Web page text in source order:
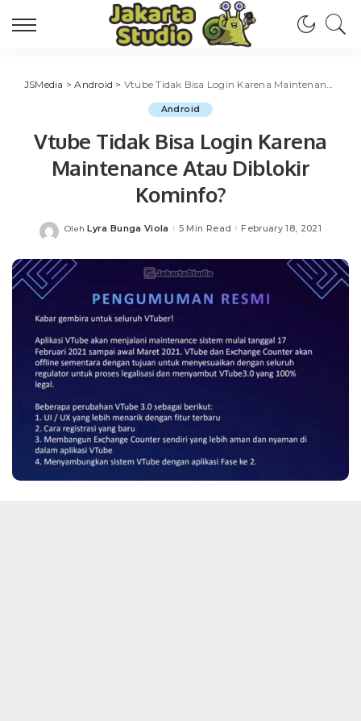
JSMedia >Android > Vtube Tidak Bisa Login Karena Maintenance Atau Diblokir Kominfo?
Android
Vtube Tidak Bisa Login Karena
Maintenance Atau Diblokir
Kominfo?
Posted
Oleh Lyra Bunga Viola 5 Min Read February 18, 2021